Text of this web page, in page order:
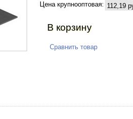
Цена крупнооптовая: 112,19
В корзину
Сравнить товар